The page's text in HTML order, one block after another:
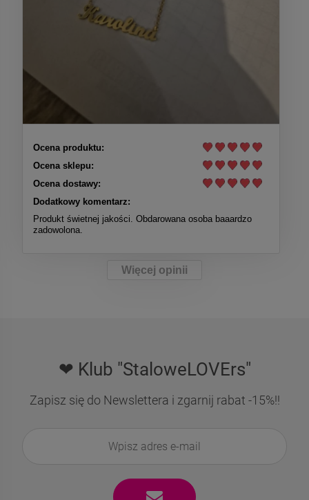
Ocena produktu:
Ocena sklepu:
Ocena dostawy:
Dodatkowy komentarz:
Produkt świetnej jakości. Obdarowana osoba baaardzo
zadowolona.
Więcej opinii
❤ Klub "StaloweLOVErs"
Zapisz się do Newslettera i zgarnij rabat -15%!!